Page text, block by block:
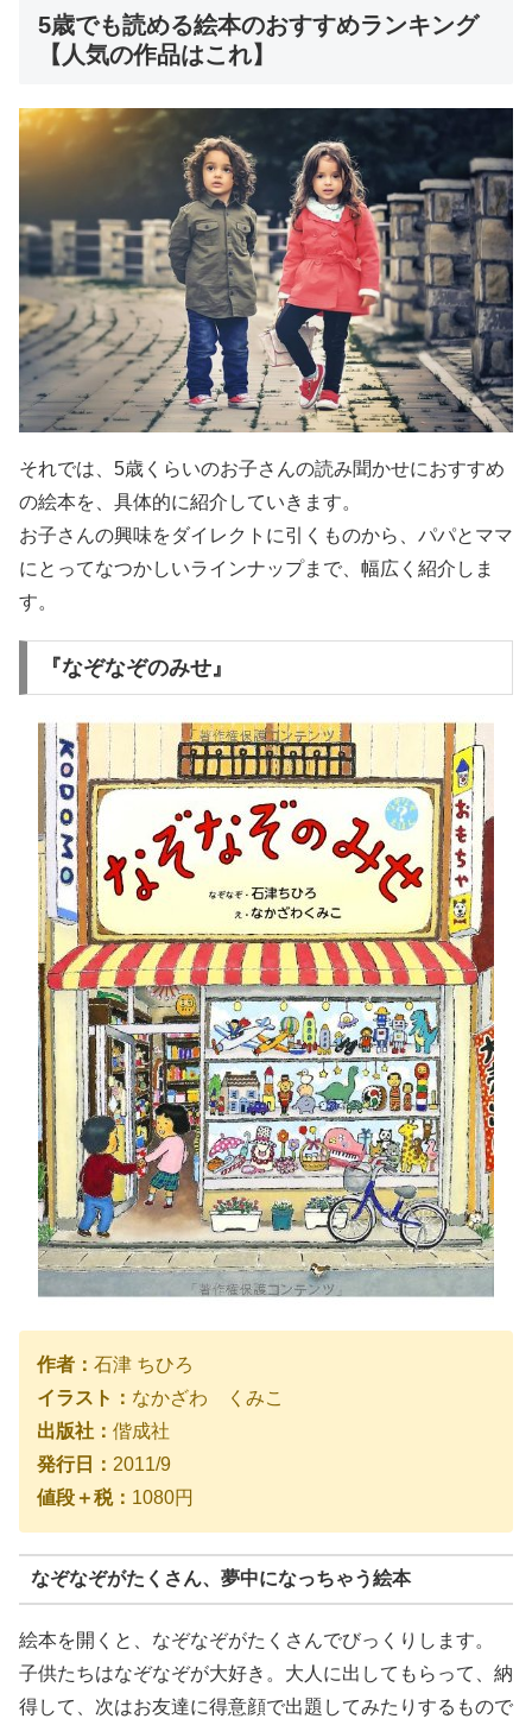
5歳でも読める絵本のおすすめランキング
【人気の作品はこれ】
それでは、5歳くらいのお子さんの読み聞かせにおすすめ
の絵本を、具体的に紹介していきます。
お子さんの興味をダイレクトに引くものから、パパとママ
にとってなつかしいラインナップまで、幅広く紹介しま
す。
『なぞなぞのみせ』
作者： 石津 ちひろ
イラスト： なかざわ くみこ
出版社： 偕成社
発行日： 2011/9
値段＋税： 1080円
なぞなぞがたくさん、夢中になっちゃう絵本
絵本を開くと、なぞなぞがたくさんでびっくりします。
子供たちはなぞなぞが大好き。大人に出してもらって、納
得して、次はお友達に得意顔で出題してみたりするもので